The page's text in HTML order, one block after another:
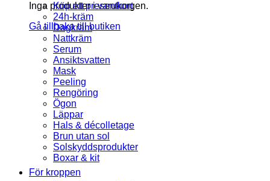
Inga produkter i varukorgen.
Gå tillbaka till butiken
Köp ett presentkort
24h-kräm
Dagkräm
Nattkräm
Serum
Ansiktsvatten
Mask
Peeling
Rengöring
Ögon
Läppar
Hals & décolletage
Brun utan sol
Solskyddsprodukter
Boxar & kit
För kroppen